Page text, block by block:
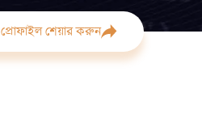
প্রোফাইল শেয়ার করুন